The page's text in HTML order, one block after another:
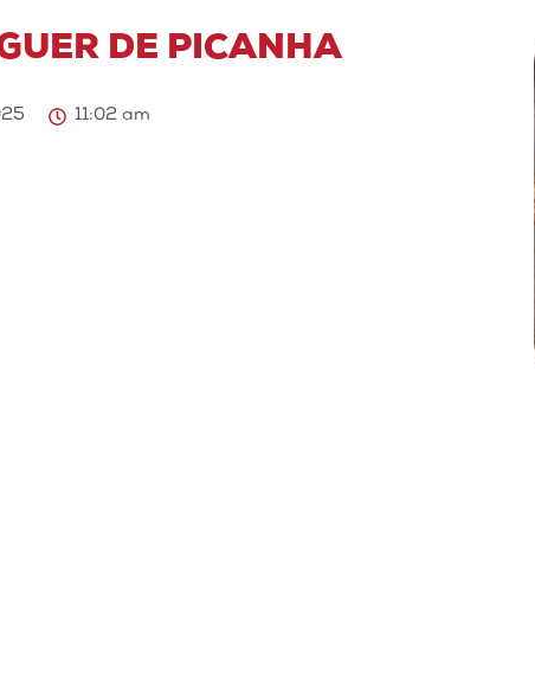
DE PICANHA
11:02 am